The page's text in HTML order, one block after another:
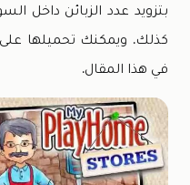
بتزويد عدد الزبائن داخل
كذلك. ويمكنك تحميلها على
في هذا المقال.